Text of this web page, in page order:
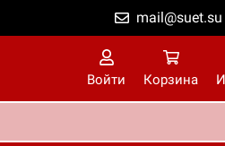
mail@suet.su
Войти Корзина